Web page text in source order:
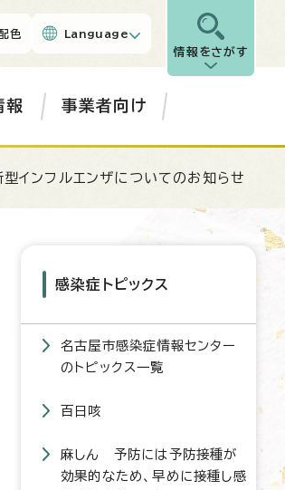
色 Language
情報をさがす
報 事業者向け
インフルエンザについてのお知らせ
感染症トピックス
名古屋市感染症情報センター
のトピックス一覧
百日咳
麻しん 予防には予防接種が
効果的なため、早めに接種し感